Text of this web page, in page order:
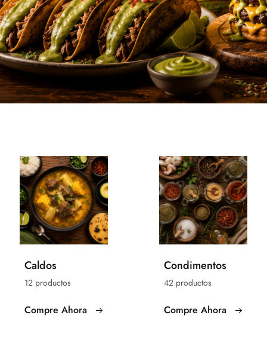
Caldos
12 productos
Compre Ahora
Condimentos
42 productos
Compre Ahora